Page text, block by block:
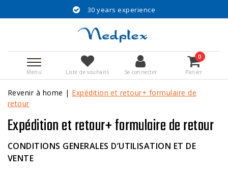
30 years experience
Menu Liste de souhaits Se connecter
0
Panier
Revenir à home | Expédition et retour+ formulaire de
retour
Expédition et retour+ formulaire de retour
CONDITIONS GENERALES D’UTILISATION ET DE
VENTE